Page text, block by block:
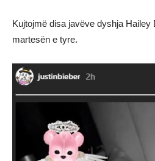
Kujtojmë disa javëve dyshja Hailey
martesën e tyre.